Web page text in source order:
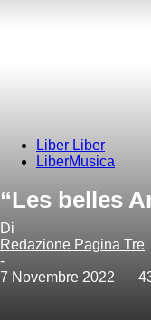
Liber Liber
LiberMusica
“Les belles
Di
Redazione Pagina Tre
-
7 Novembre 2022